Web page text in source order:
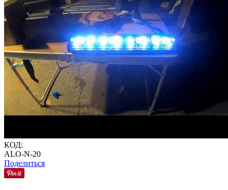
КОД:
ALO-N-20
Поделиться